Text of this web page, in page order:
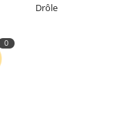
Drôle
0